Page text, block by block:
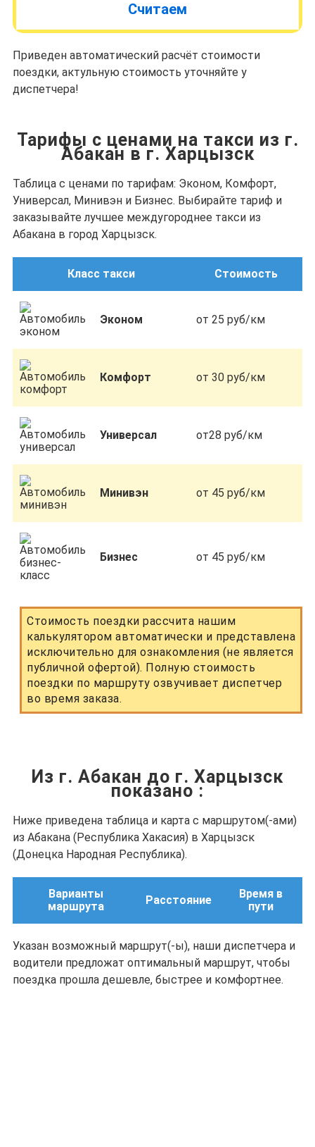
Считаем
Приведен автоматический расчёт стоимости
поездки, актульную стоимость уточняйте у
диспетчера!
Тарифы с ценами на такси из г.
Абакан в г. Харцызск
Таблица с ценами по тарифам: Эконом, Комфорт,
Универсал, Минивэн и Бизнес. Выбирайте тариф и
заказывайте лучшее междугороднее такси из
Абакана в город Харцызск.
Класс такси Стоимость
Эконом от 25 руб/км
Комфорт от 30 руб/км
Универсал от28 руб/км
Минивэн от 45 руб/км
Бизнес от 45 руб/км
Стоимость поездки рассчита нашим
калькулятором автоматически и представлена
исключительно для ознакомления (не является
публичной офертой). Полную стоимость
поездки по маршруту озвучивает диспетчер
во время заказа.
Из г. Абакан до г. Харцызск
показано :
Ниже приведена таблица и карта с маршрутом(-ами)
из Абакана (Республика Хакасия) в Харцызск
(Донецка Народная Республика).
Варианты
маршрута
Расстояние
Время в
пути
Указан возможный маршрут(-ы), наши диспетчера и
водители предложат оптимальный маршрут, чтобы
поездка прошла дешевле, быстрее и комфортнее.